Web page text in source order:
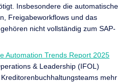
Insbesondere die automatische
Freigabeworkflows und das
nicht vollständig zum SAP-
Automation Trends Report 2025
& Leadership (IFOL)
mehr